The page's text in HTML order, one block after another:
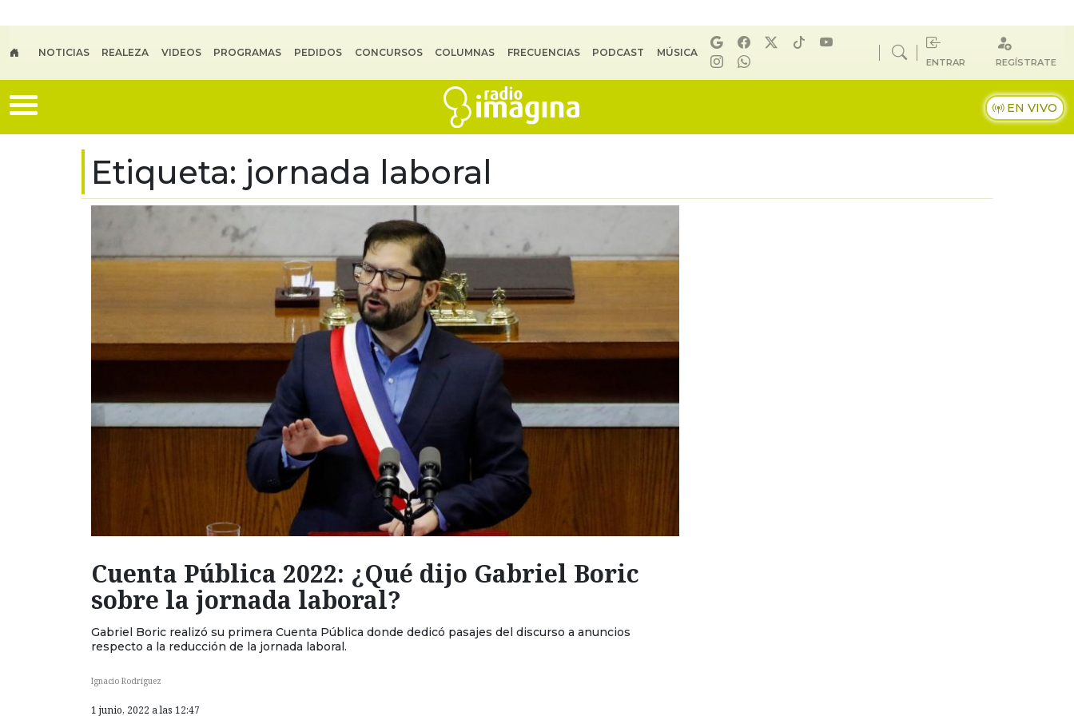
NOTICIAS REALEZA VIDEOS PROGRAMAS PEDIDOS CONCURSOS COLUMNAS FRECUENCIAS PODCAST MÚSICA
ENTRAR REGÍSTRATE
EN VIVO
Etiqueta: jornada laboral
Cuenta Pública 2022: ¿Qué dijo Gabriel Boric
sobre la jornada laboral?
Gabriel Boric realizó su primera Cuenta Pública donde dedicó pasajes del discurso a anuncios
respecto a la reducción de la jornada laboral.
Ignacio Rodríguez
1 junio, 2022 a las 12:47